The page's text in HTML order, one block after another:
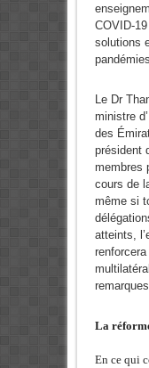
COVID-
solutions
Le Dr
ministre
des
président
membres
cours de
même si
atteints,
La
En ce qui